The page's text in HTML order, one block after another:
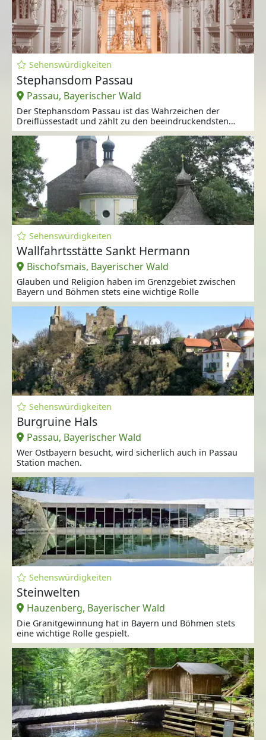
Sehenswürdigkeiten
Stephansdom Passau
Passau, Bayerischer Wald
Der Stephansdom Passau ist das Wahrzeichen der
Dreiflüssestadt und zählt zu den beeindruckendsten
Barockkirchen Europas.
Sehenswürdigkeiten
Wallfahrtsstätte Sankt Hermann
Bischofsmais, Bayerischer Wald
Glauben und Religion haben im Grenzgebiet zwischen
Bayern und Böhmen stets eine wichtige Rolle
Sehenswürdigkeiten
Burgruine Hals
Passau, Bayerischer Wald
Wer Ostbayern besucht, wird sicherlich auch in Passau
Station machen.
Sehenswürdigkeiten
Steinwelten
Hauzenberg, Bayerischer Wald
Die Granitgewinnung hat in Bayern und Böhmen stets
eine wichtige Rolle gespielt.